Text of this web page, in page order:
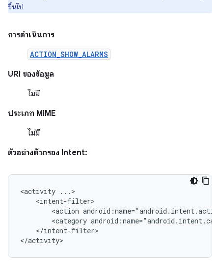
ขึ้นไป
การดำเนินการ
ACTION_SHOW_ALARMS
URI ของข้อมูล
ไม่มี
ประเภท MIME
ไม่มี
ตัวอย่างตัวกรอง Intent:
<activity
<action
<category
</intent-filter>
</activity>